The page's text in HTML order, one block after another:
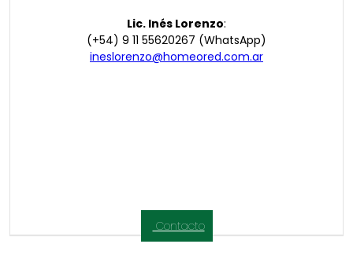
Lic. Inés Lorenzo:
(+54) 9 11 55620267 (WhatsApp)
ineslorenzo@homeored.com.ar
Contacto